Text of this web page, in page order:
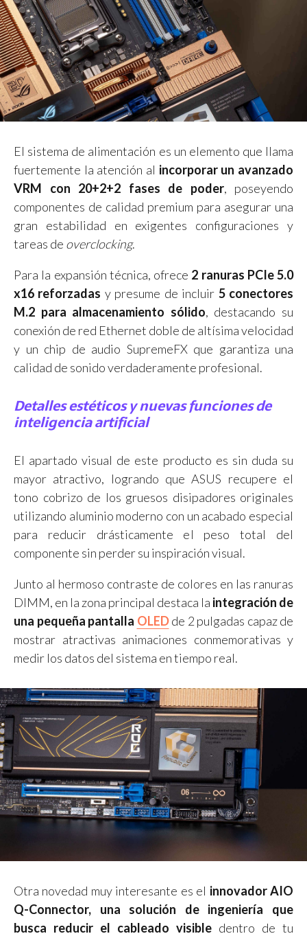
El sistema de alimentación es un elemento que llama
fuertemente la atención al incorporar un avanzado
VRM con 20+2+2 fases de poder, poseyendo
componentes de calidad premium para asegurar una
gran estabilidad en exigentes configuraciones y
tareas de overclocking.
Para la expansión técnica, ofrece 2 ranuras PCIe 5.0
x16 reforzadas y presume de incluir 5 conectores
M.2 para almacenamiento sólido, destacando su
conexión de red Ethernet doble de altísima velocidad
y un chip de audio SupremeFX que garantiza una
calidad de sonido verdaderamente profesional.
Detalles estéticos y nuevas funciones de
inteligencia artificial
El apartado visual de este producto es sin duda su
mayor atractivo, logrando que ASUS recupere el
tono cobrizo de los gruesos disipadores originales
utilizando aluminio moderno con un acabado especial
para reducir drásticamente el peso total del
componente sin perder su inspiración visual.
Junto al hermoso contraste de colores en las ranuras
DIMM, en la zona principal destaca la integración de
una pequeña pantalla OLED de 2 pulgadas capaz de
mostrar atractivas animaciones conmemorativas y
medir los datos del sistema en tiempo real.
Otra novedad muy interesante es el innovador AIO
Q-Connector, una solución de ingeniería que
busca reducir el cableado visible dentro de tu